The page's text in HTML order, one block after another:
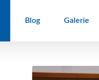
Blog Galerie